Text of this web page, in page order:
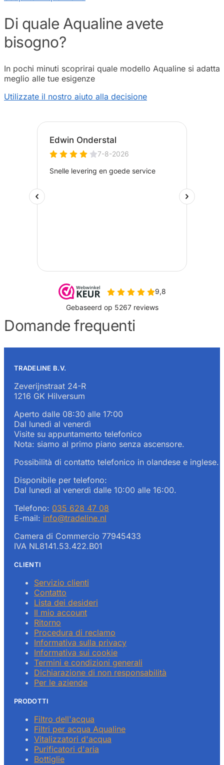
Di quale Aqualine avete
bisogno?
In pochi minuti scoprirai quale modello Aqualine si adatta
meglio alle tue esigenze
Utilizzate il nostro aiuto alla decisione
Domande frequenti
TRADELINE B.V.
Zeverijnstraat 24-R
1216 GK Hilversum
Aperto dalle 08:30 alle 17:00
Dal lunedì al venerdì
Visite su appuntamento telefonico
Nota: siamo al primo piano senza ascensore.
Possibilità di contatto telefonico in olandese e inglese.
Disponibile per telefono:
Dal lunedì al venerdì dalle 10:00 alle 16:00.
Telefono: 035 628 47 08
E-mail: info@tradeline.nl
Camera di Commercio 77945433
IVA NL8141.53.422.B01
CLIENTI
Servizio clienti
Contatto
Lista dei desideri
Il mio account
Ritorno
Procedura di reclamo
Informativa sulla privacy
Informativa sui cookie
Termini e condizioni generali
Dichiarazione di non responsabilità
Per le aziende
PRODOTTI
Filtro dell'acqua
Filtri per acqua Aqualine
Vitalizzatori d'acqua
Purificatori d'aria
Bottiglie